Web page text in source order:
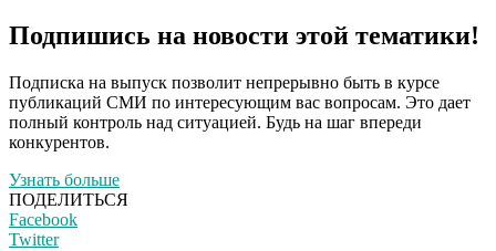
Подпишись на новости этой тематики!
Подписка на выпуск позволит непрерывно быть в курсе
публикаций СМИ по интересующим вас вопросам. Это дает
полный контроль над ситуацией. Будь на шаг впереди
конкурентов.
Узнать больше
ПОДЕЛИТЬСЯ
Facebook
Twitter